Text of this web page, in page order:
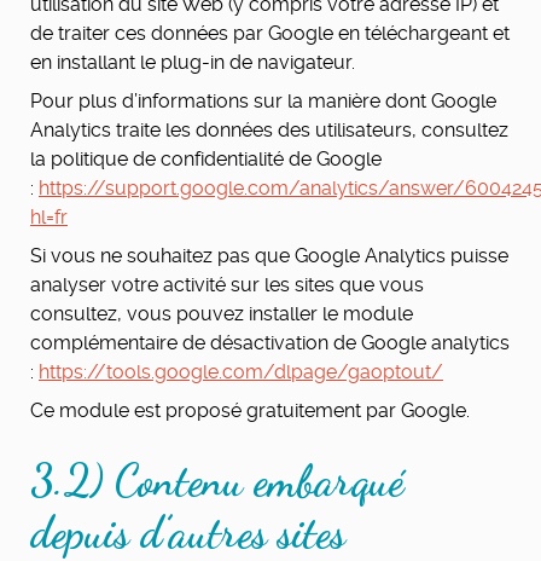
utilisation du site Web (y compris votre adresse IP) et
de traiter ces données par Google en téléchargeant et
en installant le plug-in de navigateur.
Pour plus d’informations sur la manière dont Google
Analytics traite les données des utilisateurs, consultez
la politique de confidentialité de Google
: https://support.google.com/analytics/answer/
hl=fr
Si vous ne souhaitez pas que Google Analytics puisse
analyser votre activité sur les sites que vous
consultez, vous pouvez installer le module
complémentaire de désactivation de Google analytics
: https://tools.google.com/dlpage/gaoptout/
Ce module est proposé gratuitement par Google.
3.2) Contenu embarqué
depuis d’autres sites